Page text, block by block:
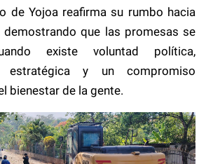
de Yojoa reafirma su rumbo hacia
demostrando que las promesas se
existe voluntad política,
estratégica y un compromiso
bienestar de la gente.